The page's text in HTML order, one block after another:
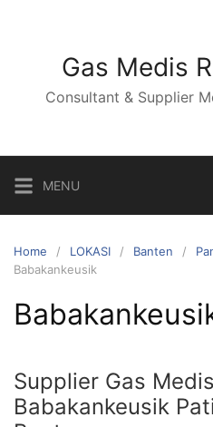
Gas Medis
Consultant & Supplier
MENU
Home LOKASI Banten
Babakankeusik
Supplier Gas
Babakankeusik